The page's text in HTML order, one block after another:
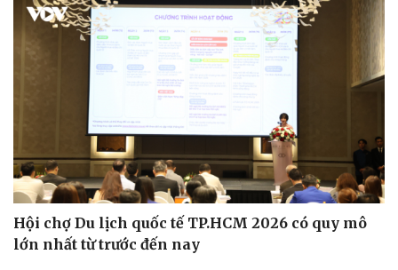
Văn hóa
Sân khấu - Điện ảnh
Giải trí
Hội chợ Du lịch quốc tế TP.HCM 2026 có quy mô
lớn nhất từ trước đến nay